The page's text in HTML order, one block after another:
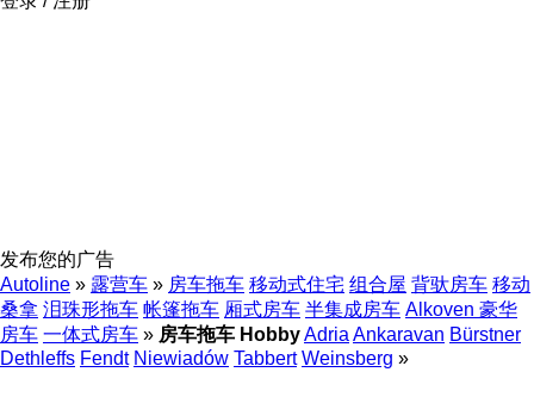
发布您的广告
Autoline » 露营车 » 房车拖车 移动式住宅 组合屋 背驮房车 移动
桑拿 泪珠形拖车 帐篷拖车 厢式房车 半集成房车 Alkoven 豪华
房车 一体式房车 » 房车拖车 HobbyAdria Ankaravan Bürstner
Dethleffs Fendt Niewiadów Tabbert Weinsberg »